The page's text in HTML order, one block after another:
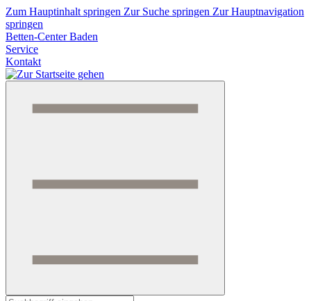
Zum Hauptinhalt springen Zur Suche springen Zur Hauptnavigation
springen
Betten-Center Baden
Service
Kontakt